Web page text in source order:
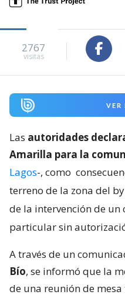
2767
visitas
VER
Las autoridades
Amarilla para la
Lagos-, como
terreno de la zona del
de la intervención de un
particular sin
A través de un
Bío, se informó que la
de una reunión de